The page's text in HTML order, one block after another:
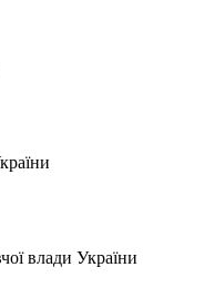
влади України